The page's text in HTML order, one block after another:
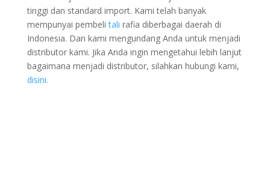
tinggi dan standard import. Kami telah banyak
mempunyai pembelitali rafia diberbagai daerah di
Indonesia. Dan kami mengundang Anda untuk menjadi
distributor kami. Jika Anda ingin mengetahui lebih lanjut
bagaimana menjadi distributor, silahkan hubungi kami,
disini.